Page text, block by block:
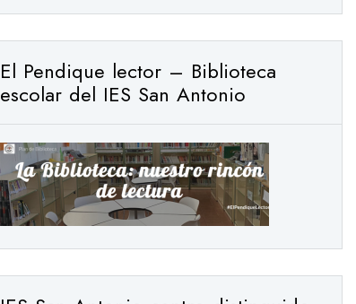
El Pendique lector – Biblioteca
escolar del IES San Antonio